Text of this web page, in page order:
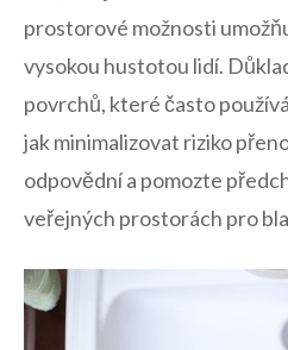
prostorové možnosti
vysokou hustotou ⁤lidí.
povrchů, které často
jak minimalizovat⁣ riziko
‍odpovědní a pomozte
⁢veřejných prostorách pro